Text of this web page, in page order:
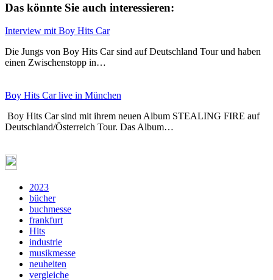
Das könnte Sie auch interessieren:
Interview mit Boy Hits Car
Die Jungs von Boy Hits Car sind auf Deutschland Tour und haben
einen Zwischenstopp in…
Boy Hits Car live in München
Boy Hits Car sind mit ihrem neuen Album STEALING FIRE auf
Deutschland/Österreich Tour. Das Album…
2023
bücher
buchmesse
frankfurt
Hits
industrie
musikmesse
neuheiten
vergleiche